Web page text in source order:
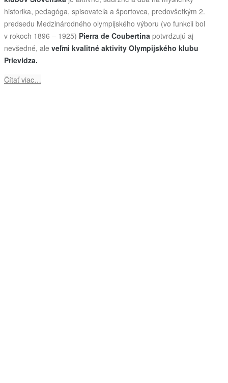
historika, pedagóga, spisovateľa a športovca, predovšetkým 2.
predsedu Medzinárodného olympijského výboru (vo funkcii bol
v rokoch 1896 – 1925) Pierra de Coubertina potvrdzujú aj
nevšedné, ale veľmi kvalitné aktivity Olympijského klubu
Prievidza.
Čítať viac…